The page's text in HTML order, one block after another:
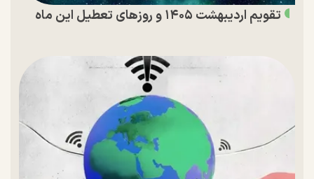
تقویم اردیبهشت ۱۴۰۵ و روز‌های تعطیل این ماه